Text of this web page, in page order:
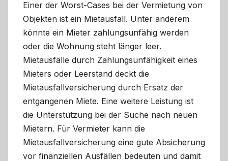
Einer der Worst-Cases bei der Vermietung von
Objekten ist ein Mietausfall. Unter anderem
könnte ein Mieter zahlungsunfähig werden
oder die Wohnung steht länger leer.
Mietausfälle durch Zahlungsunfähigkeit eines
Mieters oder Leerstand deckt die
Mietausfallversicherung durch Ersatz der
entgangenen Miete. Eine weitere Leistung ist
die Unterstützung bei der Suche nach neuen
Mietern. Für Vermieter kann die
Mietausfallversicherung eine gute Absicherung
vor finanziellen Ausfällen bedeuten und damit